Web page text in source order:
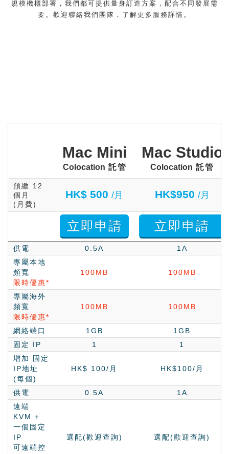
規模機櫃部署，我們都可提供量身訂造方案，配合不同發展需
要。歡迎聯絡我們團隊 ，了解更多服務詳情。
Mac Mini
Colocation 託管
Mac Studio
Colocation 託管
預繳 12
個月
(月費)
HK$ 500 /月 HK$950 /月
立即申請 立即申請
供電 0.5A
1A
專屬本地
頻寬
限時優惠*
100MB 100MB
專屬海外
頻寬
限時優惠*
100MB 100MB
網絡端口 1GB
1GB
固定 IP
1
1
增加 固定
IP地址
(每個)
HK$ 100/月 HK$100/月
供電 0.5A
1A
遠端
KVM +
一個固定
IP
可遠端控
選配(歡迎查詢) 選配(歡迎查詢)